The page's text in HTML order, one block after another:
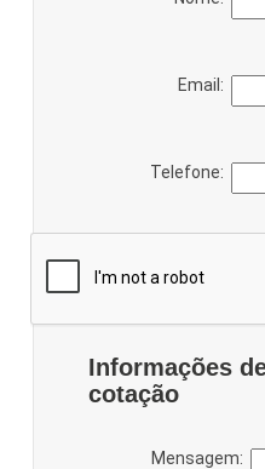
Email:
Telefone:
Informações
cotação
Mensagem: